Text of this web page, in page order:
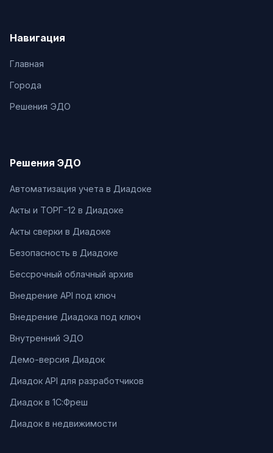
Навигация
Главная
Города
Решения ЭДО
Решения ЭДО
Автоматизация учета в Диадоке
Акты и ТОРГ-12 в Диадоке
Акты сверки в Диадоке
Безопасность в Диадоке
Бессрочный облачный архив
Внедрение API под ключ
Внедрение Диадока под ключ
Внутренний ЭДО
Демо-версия Диадок
Диадок API для разработчиков
Диадок в 1С:Фреш
Диадок в недвижимости